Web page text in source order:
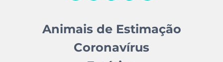
Animais de Estimação
Coronavírus